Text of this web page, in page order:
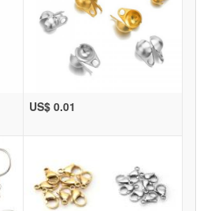
US$ 0.01